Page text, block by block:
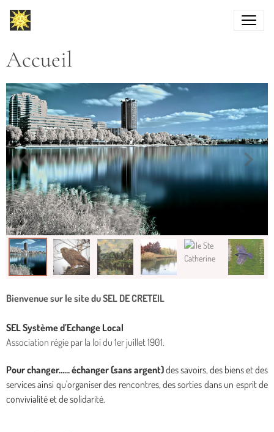
Accueil
Bienvenue sur le site du SEL DE CRETEIL
SELSystème d’Echange Local
Association régie par la loi du 1er juillet 1901.
Pour changer…… échanger (sans argent)des savoirs, des biens et des
services ainsi qu'organiser des rencontres, des sorties dans un esprit de
convivialité et de solidarité.